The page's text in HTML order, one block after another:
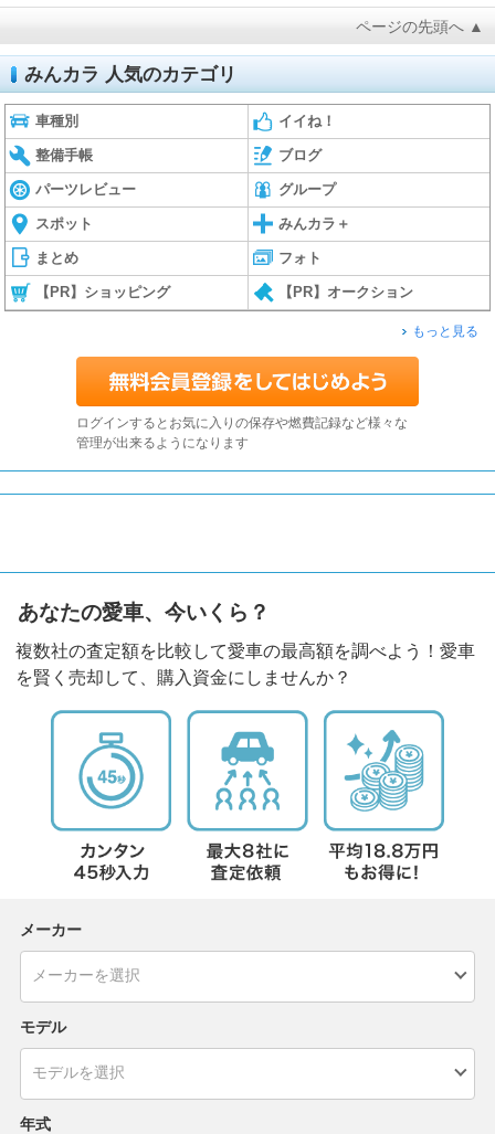
ページの先頭へ ▲
みんカラ 人気のカテゴリ
車種別 イイね！
整備手帳 ブログ
パーツレビュー グループ
スポット みんカラ＋
まとめ フォト
【PR】ショッピング 【PR】オークション
もっと見る
ログインするとお気に入りの保存や燃費記録など様々な
管理が出来るようになります
あなたの愛車、今いくら？
複数社の査定額を比較して愛車の最高額を調べよう！愛車
を賢く売却して、購入資金にしませんか？
メーカー
モデル
年式